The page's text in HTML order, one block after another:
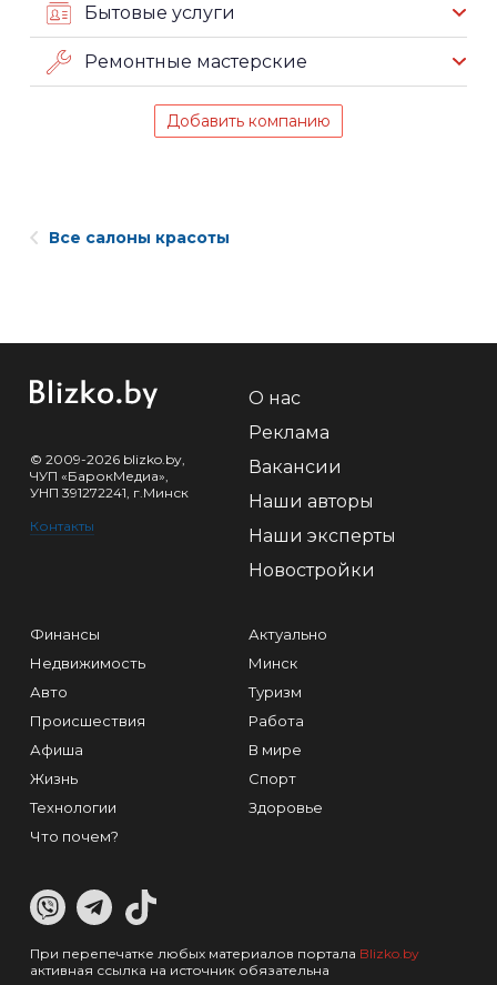
Бытовые услуги
Ремонтные мастерские
Добавить компанию
Все салоны красоты
© 2009-2026 blizko.by,
ЧУП «БарокМедиа»,
УНП 391272241, г.Минск
Контакты
О нас
Реклама
Вакансии
Наши авторы
Наши эксперты
Новостройки
Финансы
Недвижимость
Авто
Происшествия
Афиша
Жизнь
Технологии
Что почем?
Актуально
Минск
Туризм
Работа
В мире
Спорт
Здоровье
При перепечатке любых материалов портала Blizko.by
активная ссылка на источник обязательна